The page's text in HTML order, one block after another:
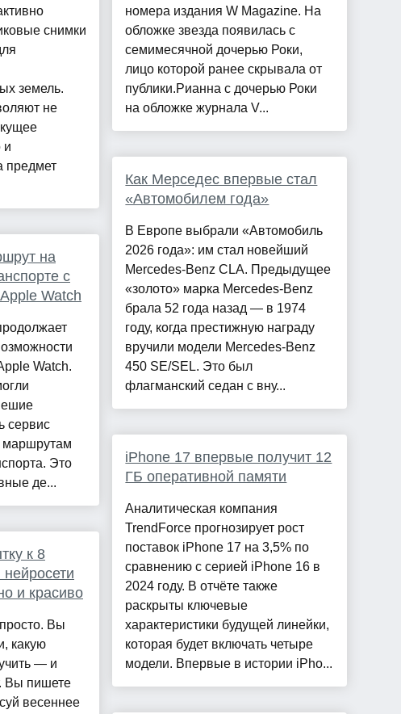
снимки
земель.
не
и
предмет
на
с
Watch
Watch.
сервис
маршрутам
Это
де...
к 8
и красиво
Вы
какую
— и
Вы пишете
весеннее
номера издания W Magazine. На
обложке звезда появилась с
семимесячной дочерью Роки,
лицо которой ранее скрывала от
публики.Рианна с дочерью Роки
на обложке журнала V...
Как Мерседес впервые стал
«Автомобилем года»
В Европе выбрали «Автомобиль
2026 года»: им стал новейший
Mercedes-Benz CLA. Предыдущее
«золото» марка Mercedes-Benz
брала 52 года назад — в 1974
году, когда престижную награду
вручили модели Mercedes-Benz
450 SE/SEL. Это был
флагманский седан с вну...
iPhone 17 впервые получит 12
ГБ оперативной памяти
Аналитическая компания
TrendForce прогнозирует рост
поставок iPhone 17 на 3,5% по
сравнению с серией iPhone 16 в
2024 году. В отчёте также
раскрыты ключевые
характеристики будущей линейки,
которая будет включать четыре
модели. Впервые в истории iPho...